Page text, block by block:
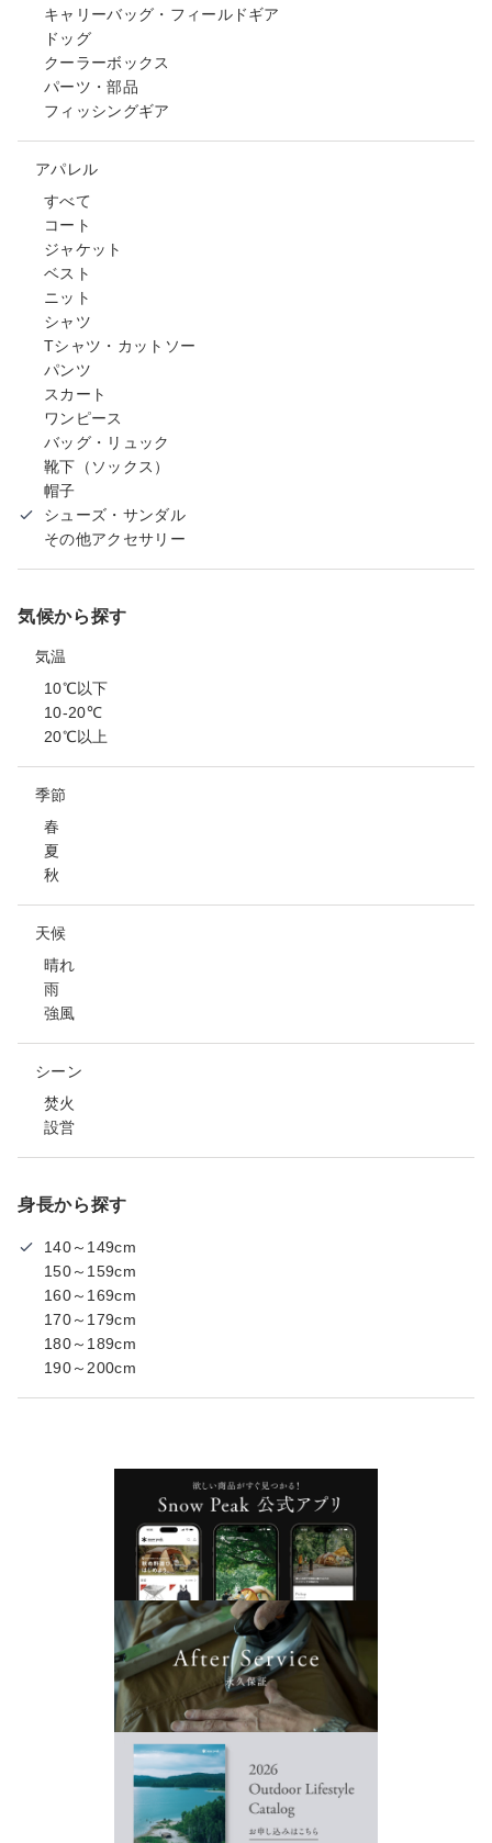
キャリーバッグ・フィールドギア
ドッグ
クーラーボックス
パーツ・部品
フィッシングギア
アパレル
すべて
コート
ジャケット
ベスト
ニット
シャツ
Tシャツ・カットソー
パンツ
スカート
ワンピース
バッグ・リュック
靴下（ソックス）
帽子
シューズ・サンダル
その他アクセサリー
気候から探す
気温
10℃以下
10-20℃
20℃以上
季節
春
夏
秋
天候
晴れ
雨
強風
シーン
焚火
設営
身長から探す
140～149cm
150～159cm
160～169cm
170～179cm
180～189cm
190～200cm